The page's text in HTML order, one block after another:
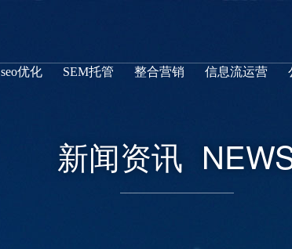
seo优化 SEM托管 整合营销 信息流运营
新闻资讯